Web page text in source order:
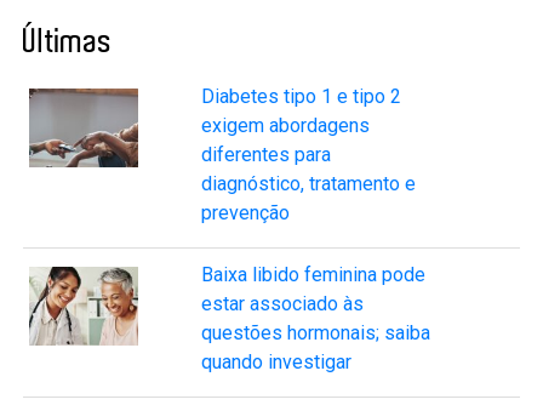
Últimas
Diabetes tipo 1 e tipo 2
exigem abordagens
diferentes para
diagnóstico, tratamento e
prevenção
Baixa libido feminina pode
estar associado às
questões hormonais; saiba
quando investigar